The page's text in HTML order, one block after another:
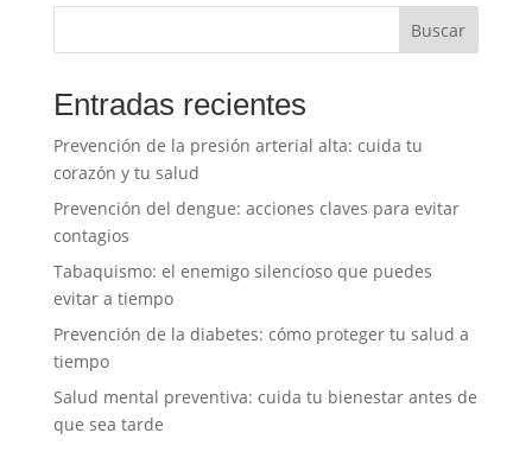
Buscar
Entradas recientes
Prevención de la presión arterial alta: cuida tu
corazón y tu salud
Prevención del dengue: acciones claves para evitar
contagios
Tabaquismo: el enemigo silencioso que puedes
evitar a tiempo
Prevención de la diabetes: cómo proteger tu salud a
tiempo
Salud mental preventiva: cuida tu bienestar antes de
que sea tarde